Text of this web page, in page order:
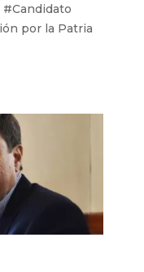
consuman
Acindar está
Candidato
por la Patria